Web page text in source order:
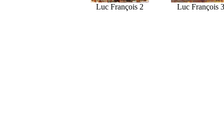
Luc François 2 Luc François 3